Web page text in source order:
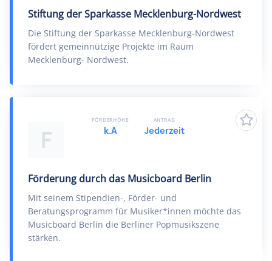
Stiftung der Sparkasse Mecklenburg-Nordwest
Die Stiftung der Sparkasse Mecklenburg-Nordwest
fördert gemeinnützige Projekte im Raum
Mecklenburg- Nordwest.
F
Förderung durch das Musicboard Berlin
Mit seinem Stipendien-, Förder- und
Beratungsprogramm für Musiker*innen möchte das
Musicboard Berlin die Berliner Popmusikszene
stärken.
FÖRDERHÖHE
k.A
ANTRAG
Jederzeit